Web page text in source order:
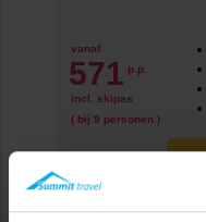
vanaf
571 p.p.
incl. skipas
( bij 9 personen )